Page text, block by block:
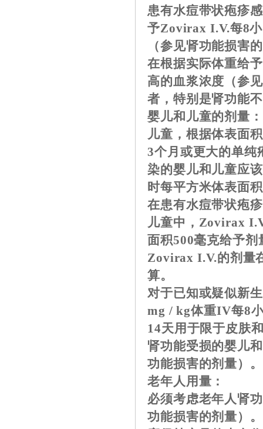
患有水痘带状疱疹
予Zovirax I.V.每8
（参见肾功能损害
在根据实际体重给
高的血浆浓度（参
者，特别是肾功能
婴儿和儿童的剂量
儿童，根据体表面
3个月或更大的单纯
染的婴儿和儿童应
时每平方米体表面
在患有水痘带状疱
儿童中，Zovirax
面积500毫克给予剂
Zovirax I.V.的剂量
算。
对于已知或疑似新
mg / kg体重IV每8
14天用于限于皮肤
肾功能受损的婴儿
功能损害的剂量）。
老年人用量：
必须考虑老年人肾
功能损害的剂量）。